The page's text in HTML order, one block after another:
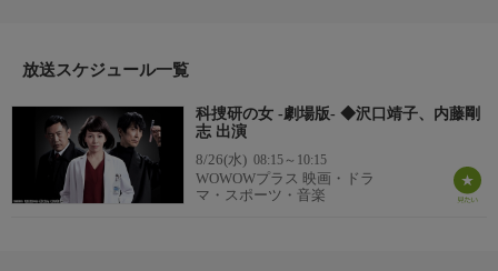
解剖医の風丘教授ら京都府警の面々は、かつてない難事件に挑
になる“世界同時多発不審死事件”。犯罪につながる物的証拠が見
つからず、自殺として処理されようとしていた事件を発端に、マ
リコたちは死の連鎖の謎を懸命に解き明かしていく。やがて究極
の決断を迫られたマリコが最後にとった行動とは……。
放送スケジュール一覧
科捜研の女 -劇場版- ◆沢口靖子、内藤剛
志 出演
8/26(水) 08:15～10:15
WOWOWプラス 映画・ドラ
マ・スポーツ・音楽